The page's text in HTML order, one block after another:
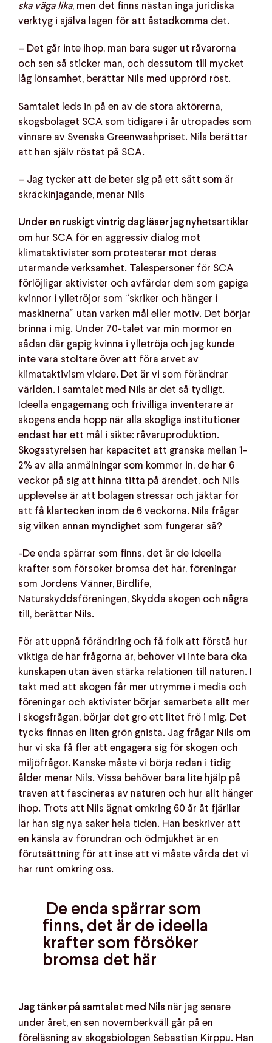
ska väga lika, men det finns nästan inga juridiska
verktyg i själva lagen för att åstadkomma det.
– Det går inte ihop, man bara suger ut råvarorna
och sen så sticker man, och dessutom till mycket
låg lönsamhet, berättar Nils med upprörd röst.
Samtalet leds in på en av de stora aktörerna,
skogsbolaget SCA som tidigare i år utropades som
vinnare av Svenska Greenwashpriset. Nils berättar
att han själv röstat på SCA.
– Jag tycker att de beter sig på ett sätt som är
skräckinjagande, menar Nils
Under en ruskigt vintrig dag läser jag nyhetsartiklar
om hur SCA för en aggressiv dialog mot
klimataktivister som protesterar mot deras
utarmande verksamhet. Talespersoner för SCA
förlöjligar aktivister och avfärdar dem som gapiga
kvinnor i ylletröjor som “skriker och hänger i
maskinerna” utan varken mål eller motiv. Det börjar
brinna i mig. Under 70-talet var min mormor en
sådan där gapig kvinna i ylletröja och jag kunde
inte vara stoltare över att föra arvet av
klimataktivism vidare. Det är vi som förändrar
världen. I samtalet med Nils är det så tydligt.
Ideella engagemang och frivilliga inventerare är
skogens enda hopp när alla skogliga institutioner
endast har ett mål i sikte: råvaruproduktion.
Skogsstyrelsen har kapacitet att granska mellan 1-
2% av alla anmälningar som kommer in, de har 6
veckor på sig att hinna titta på ärendet, och Nils
upplevelse är att bolagen stressar och jäktar för
att få klartecken inom de 6 veckorna. Nils frågar
sig vilken annan myndighet som fungerar så?
-De enda spärrar som finns, det är de ideella
krafter som försöker bromsa det här, föreningar
som Jordens Vänner, Birdlife,
Naturskyddsföreningen, Skydda skogen och några
till, berättar Nils.
För att uppnå förändring och få folk att förstå hur
viktiga de här frågorna är, behöver vi inte bara öka
kunskapen utan även stärka relationen till naturen. I
takt med att skogen får mer utrymme i media och
föreningar och aktivister börjar samarbeta allt mer
i skogsfrågan, börjar det gro ett litet frö i mig. Det
tycks finnas en liten grön gnista. Jag frågar Nils om
hur vi ska få fler att engagera sig för skogen och
miljöfrågor. Kanske måste vi börja redan i tidig
ålder menar Nils. Vissa behöver bara lite hjälp på
traven att fascineras av naturen och hur allt hänger
ihop. Trots att Nils ägnat omkring 60 år åt fjärilar
lär han sig nya saker hela tiden. Han beskriver att
en känsla av förundran och ödmjukhet är en
förutsättning för att inse att vi måste vårda det vi
har runt omkring oss.
De enda spärrar som
finns, det är de ideella
krafter som försöker
bromsa det här
Jag tänker på samtalet med Nils när jag senare
under året, en sen novemberkväll går på en
föreläsning av skogsbiologen Sebastian Kirppu. Han